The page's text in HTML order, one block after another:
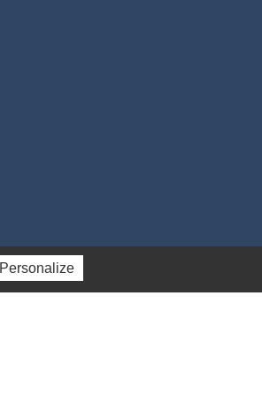
Personalize